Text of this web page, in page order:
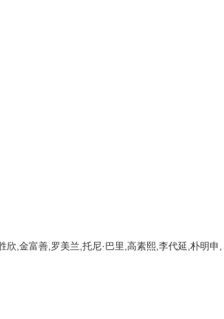
,金富善,罗美兰,托尼·巴里,高素熙,李代延,朴明申,